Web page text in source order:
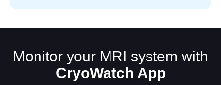
Monitor your MRI system with
CryoWatch App